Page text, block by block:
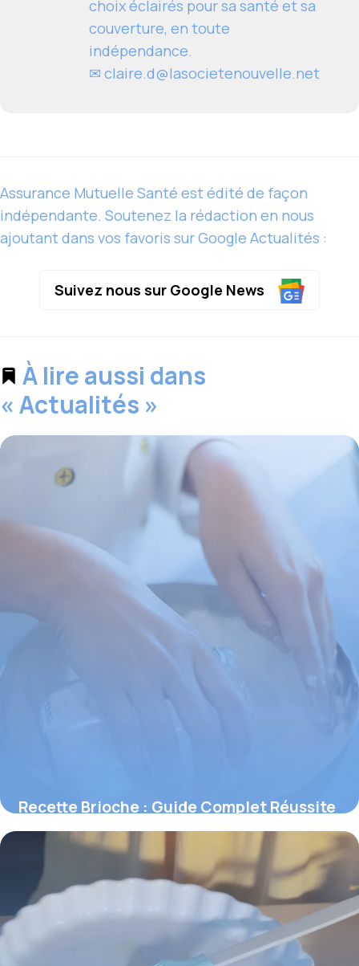
choix éclairés pour sa santé et sa
couverture, en toute
indépendance.
✉ claire.d@lasocietenouvelle.net
Assurance Mutuelle Santé est édité de façon
indépendante. Soutenez la rédaction en nous
ajoutant dans vos favoris sur Google Actualités :
Suivez nous sur Google News
À lire aussi dans
« Actualités »
Recette Brioche : Guide Complet Réussite
2026